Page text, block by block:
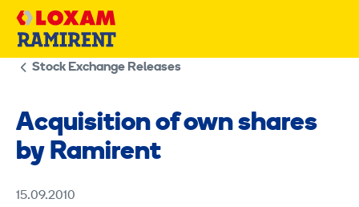
Skip
Stock Exchange Releases
Acquisition of own shares
by Ramirent
15.09.2010